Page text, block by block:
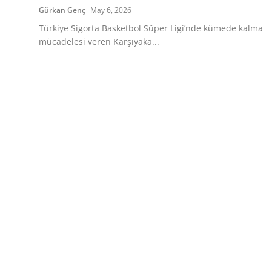
Gürkan Genç May 6, 2026
Türkiye Sigorta Basketbol Süper Ligi’nde kümede kalma
mücadelesi veren Karşıyaka...